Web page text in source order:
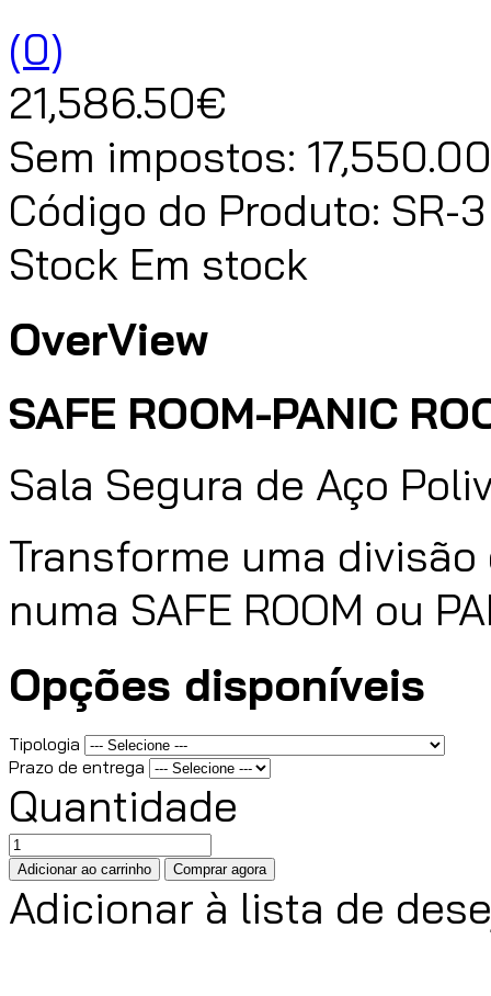
(0)
21,586.50€
Sem impostos:
Código do Produto: SR-3
Stock Em stock
OverView
SAFE ROOM-PANIC
Sala Segura de Aço
Transforme uma
numa SAFE ROOM ou
Opções disponíveis
Tipologia
Prazo de entrega
Quantidade
Adicionar à lista de